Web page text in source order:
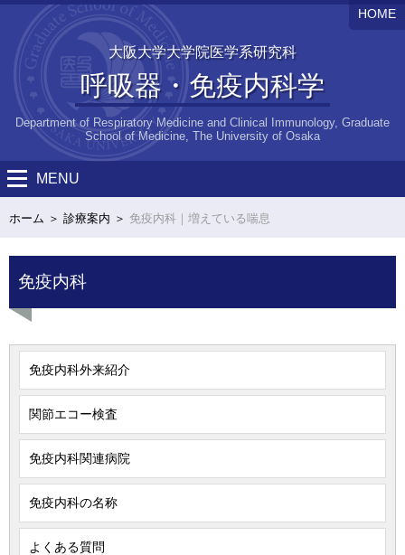
大阪大学大学院医学系研究科
呼吸器・免疫内科学
Department of Respiratory Medicine and Clinical Immunology, Graduate
School of Medicine, The University of Osaka
HOME
MENU
ホーム 診療案内 免疫内科｜増えている喘息
免疫内科
免疫内科外来紹介
関節エコー検査
免疫内科関連病院
免疫内科の名称
よくある質問